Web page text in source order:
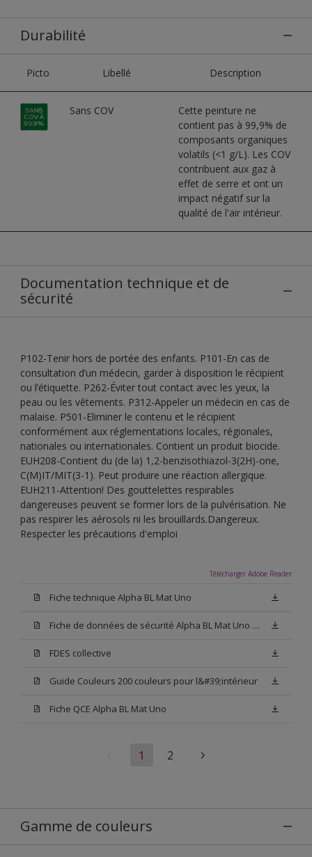
Durabilité
Picto Libellé Description
Sans COV
Cette peinture ne
contient pas à 99,9% de
composants organiques
volatils (<1 g/L). Les COV
contribuent aux gaz à
effet de serre et ont un
impact négatif sur la
qualité de l'air intérieur.
Documentation technique et de
sécurité
P102-Tenir hors de portée des enfants. P101-En cas de
consultation d’un médecin, garder à disposition le récipient
ou l’étiquette. P262-Éviter tout contact avec les yeux, la
peau ou les vêtements. P312-Appeler un médecin en cas de
malaise. P501-Eliminer le contenu et le récipient
conformément aux réglementations locales, régionales,
nationales ou internationales. Contient un produit biocide.
EUH208-Contient du (de la) 1,2-benzisothiazol-3(2H)-one,
C(M)IT/MIT(3-1). Peut produire une réaction allergique.
EUH211-Attention! Des gouttelettes respirables
dangereuses peuvent se former lors de la pulvérisation. Ne
pas respirer les aérosols ni les brouillards.Dangereux.
Respecter les précautions d'emploi
Télécharger Adobe Reader
Fiche technique Alpha BL Mat Uno
Fiche de données de sécurité Alpha BL Mat Uno Base W05
FDES collective
Guide Couleurs 200 couleurs pour l&#39;intérieur
Fiche QCE Alpha BL Mat Uno
1 2
Gamme de couleurs